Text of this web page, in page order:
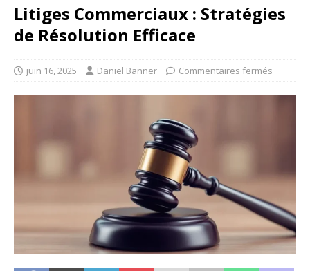
Litiges Commerciaux : Stratégies
de Résolution Efficace
juin 16, 2025 Daniel Banner Commentaires fermés